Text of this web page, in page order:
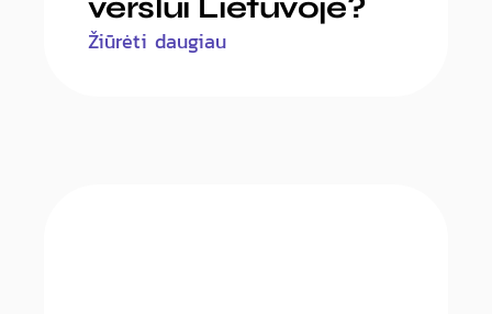
Žiūrėti daugiau